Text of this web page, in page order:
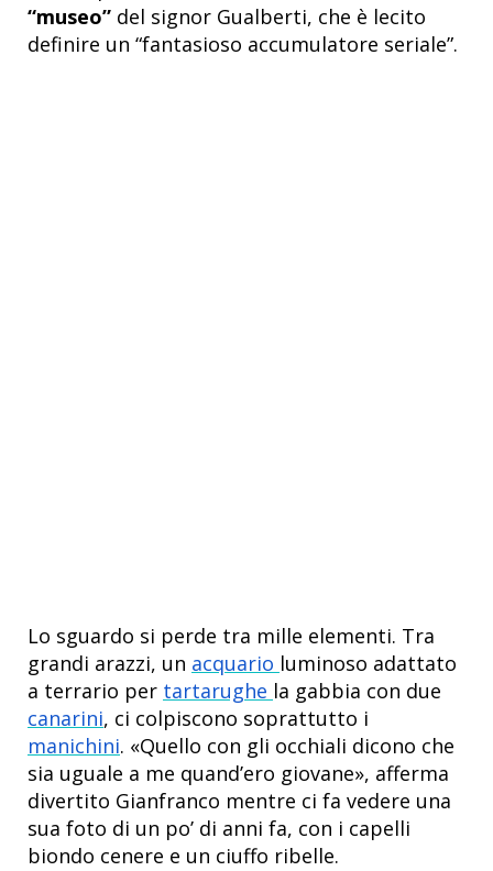
“museo” del signor Gualberti, che è lecito
definire un “fantasioso accumulatore seriale”.
Lo sguardo si perde tra mille elementi. Tra
grandi arazzi, un acquario luminoso adattato
a terrario per tartarughe la gabbia con due
canarini, ci colpiscono soprattutto i
manichini. «Quello con gli occhiali dicono che
sia uguale a me quand’ero giovane», afferma
divertito Gianfranco mentre ci fa vedere una
sua foto di un po’ di anni fa, con i capelli
biondo cenere e un ciuffo ribelle.